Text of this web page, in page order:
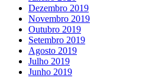
Dezembro 2019
Novembro 2019
Outubro 2019
Setembro 2019
Agosto 2019
Julho 2019
Junho 2019